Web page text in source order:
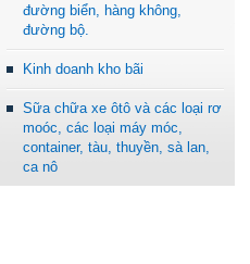
đường biển, hàng không,
đường bộ.
Kinh doanh kho bãi
Sữa chữa xe ôtô và các loại rơ
moóc, các loại máy móc,
container, tàu, thuyền, sà lan,
ca nô